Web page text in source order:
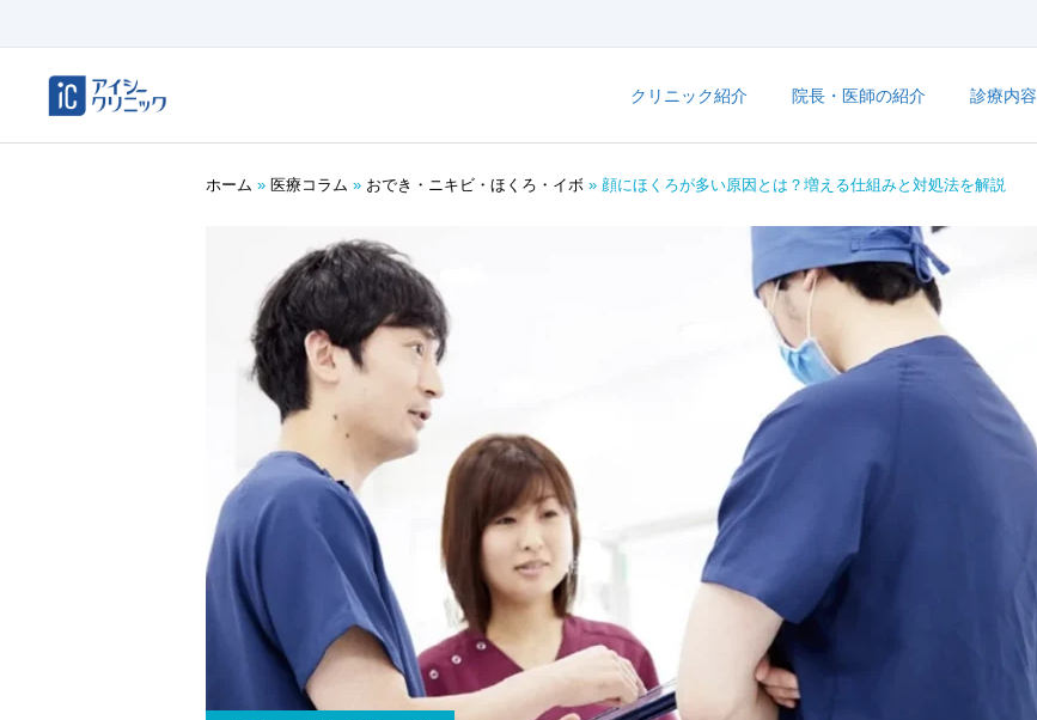
クリニック紹介 院長・医師の紹介 診療内容
ホーム » 医療コラム » おでき・ニキビ・ほくろ・イボ » 顔にほくろが多い原因とは？増える仕組みと対処法を解説